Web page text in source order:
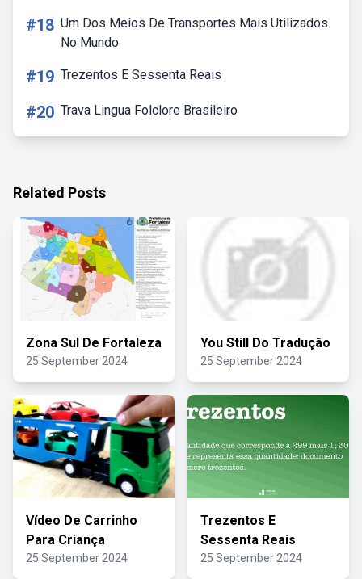
#18 Um Dos Meios De Transportes Mais Utilizados
No Mundo
#19 Trezentos E Sessenta Reais
#20 Trava Lingua Folclore Brasileiro
Related Posts
Zona Sul De Fortaleza
25 September 2024
You Still Do Tradução
25 September 2024
Vídeo De Carrinho
Para Criança
25 September 2024
Trezentos E
Sessenta Reais
25 September 2024